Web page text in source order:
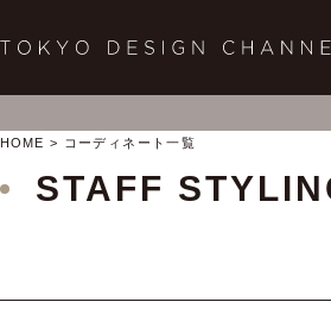
HOME コーディネート一覧
STAFF